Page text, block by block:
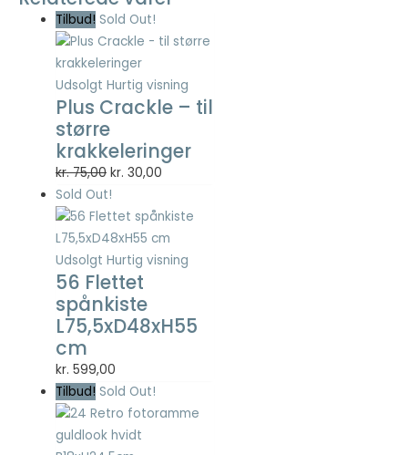
Tilbud! Sold Out!
Udsolgt Hurtig visning
Plus Crackle – til
større
krakkeleringer
kr.75,00 Den
oprindelige
pris
var:
kr. 75,00.
kr. 30,00
pris
er:
kr. 30,00.
Sold Out!
Udsolgt Hurtig visning
56 Flettet
spånkiste
L75,5xD48xH55
cm
kr. 599,00
Tilbud! Sold Out!
med at gøre en
hjemmeside
brugbar ved at
aktivere
grundlæggende
funktioner
såsom side-
navigation og
adgang til sikre
områder af
hjemmesiden.
Hjemmesiden
kan ikke fungere
ordentligt uden
disse cookies.
Statistisk
Statistisk
cookies
hjælper
webstedsejere
med at forstå,
hvordan de